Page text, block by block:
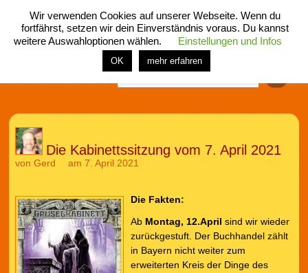
menü
home rubrik buch comic spiel fotos shop
Die Kabinettssitzung vom 7. April 2021
von Gerd am 7. April 2021
Die Fakten:
Ab Montag, 12.April sind wir wieder
zurückgestuft. Der Buchhandel zählt
in Bayern nicht weiter zum
erweiterten Kreis der Dinge des
Wir verwenden Cookies auf unserer Webseite. Wenn du
fortfährst, setzen wir dein Einverständnis voraus. Du kannst
weitere Auswahloptionen wählen.
Einstellungen und Infos
OK mehr erfahren